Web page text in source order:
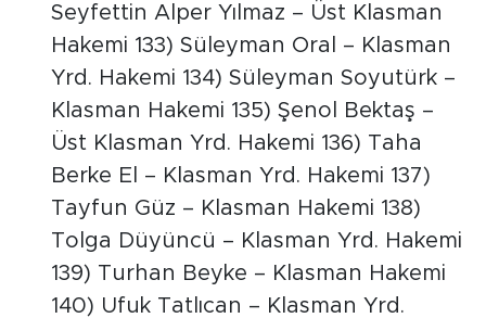
Seyfettin Alper Yılmaz – Üst Klasman
Hakemi 133) Süleyman Oral – Klasman
Yrd. Hakemi 134) Süleyman Soyutürk –
Klasman Hakemi 135) Şenol Bektaş –
Üst Klasman Yrd. Hakemi 136) Taha
Berke El – Klasman Yrd. Hakemi 137)
Tayfun Güz – Klasman Hakemi 138)
Tolga Düyüncü – Klasman Yrd. Hakemi
139) Turhan Beyke – Klasman Hakemi
140) Ufuk Tatlıcan – Klasman Yrd.